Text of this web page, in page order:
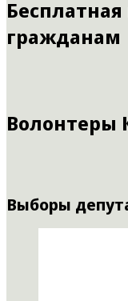
гражданам
Волонтеры
Выборы